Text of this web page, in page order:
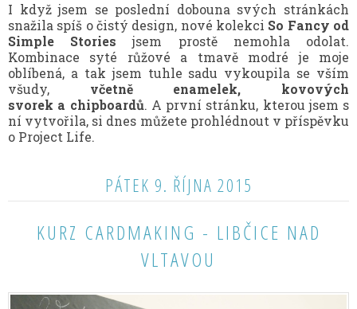
I když jsem se poslední dobouna svých stránkách
snažila spíš o čistý design, nové kolekci So Fancy od
Simple Storiesjsem prostě nemohla odolat.
Kombinace syté růžové a tmavě modré je moje
oblíbená, a tak jsem tuhle sadu vykoupila se vším
všudy, včetně enamelek, kovových
svorek a chipboardů. A první stránku, kterou jsem s
ní vytvořila, si dnes můžete prohlédnout v příspěvku
o Project Life.
PÁTEK 9. ŘÍJNA 2015
KURZ CARDMAKING - LIBČICE NAD
VLTAVOU